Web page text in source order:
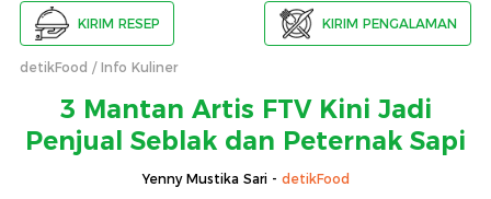
KIRIM RESEP KIRIM PENGALAMAN
detikFood Info Kuliner
3 Mantan Artis FTV Kini Jadi
Penjual Seblak dan Peternak Sapi
Yenny Mustika Sari - detikFood